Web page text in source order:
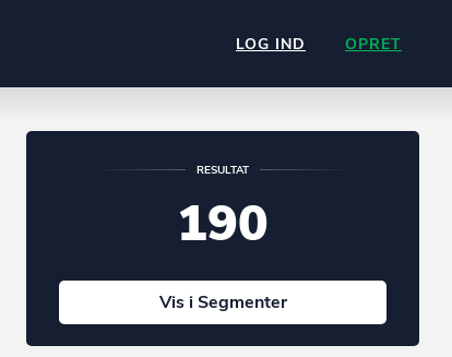
LOG IND OPRET
RESULTAT
190
Vis i Segmenter